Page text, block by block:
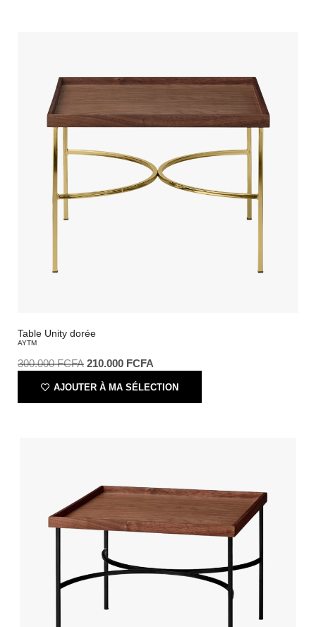
Table Unity dorée
AYTM
300.000FCFA 210.000 FCFA
AJOUTER À MA SÉLECTION